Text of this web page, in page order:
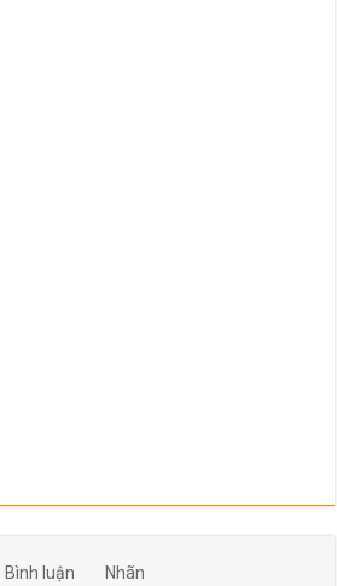
Bình luận Nhãn